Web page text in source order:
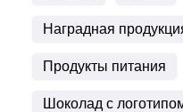
Наградная
Продукты питания
Шоколад с